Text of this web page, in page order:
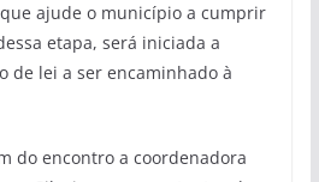
ajude o município a cumprir
etapa, será iniciada a
de lei a ser encaminhado à
do encontro a coordenadora